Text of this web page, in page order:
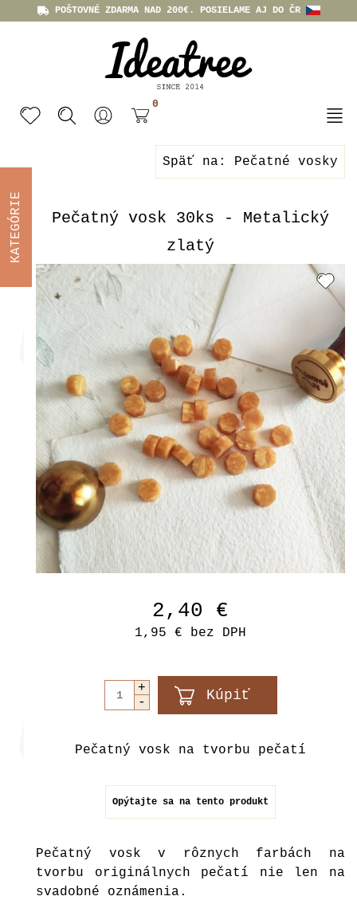
POŠTOVNÉ ZDARMA NAD 200€. POSIELAME AJ DO ČR
0
Späť na: Pečatné vosky
Pečatný vosk 30ks - Metalický
zlatý
2,40 €
1,95 € bez DPH
Pečatný vosk na tvorbu pečatí
Opýtajte sa na tento produkt
Pečatný vosk v rôznych farbách na
tvorbu originálnych pečatí nie len na
svadobné oznámenia.
KATEGÓRIE